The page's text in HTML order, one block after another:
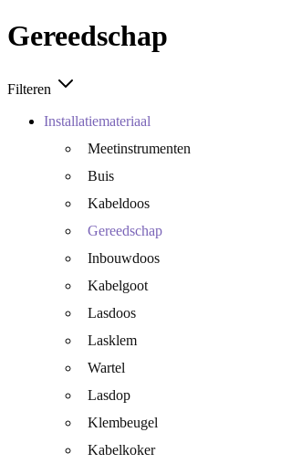
Gereedschap
Filteren
Installatiemateriaal
Meetinstrumenten
Buis
Kabeldoos
Gereedschap
Inbouwdoos
Kabelgoot
Lasdoos
Lasklem
Wartel
Lasdop
Klembeugel
Kabelkoker